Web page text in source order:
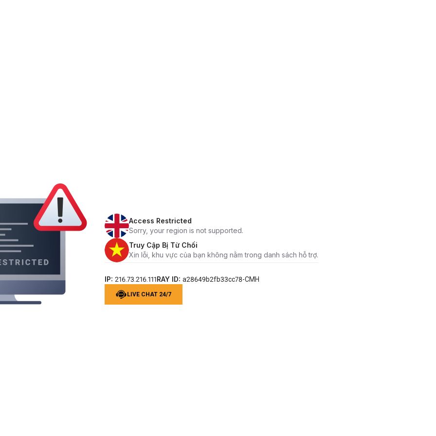
Access Restricted
Sorry, your region is not supported.
Truy Cập Bị Từ Chối
Xin lỗi, khu vực của bạn không nằm trong danh sách hỗ trợ.
IP: 216.73.216.111RAY ID: a28649b2fb33cc78-CMH
LIVE CHAT 24/7